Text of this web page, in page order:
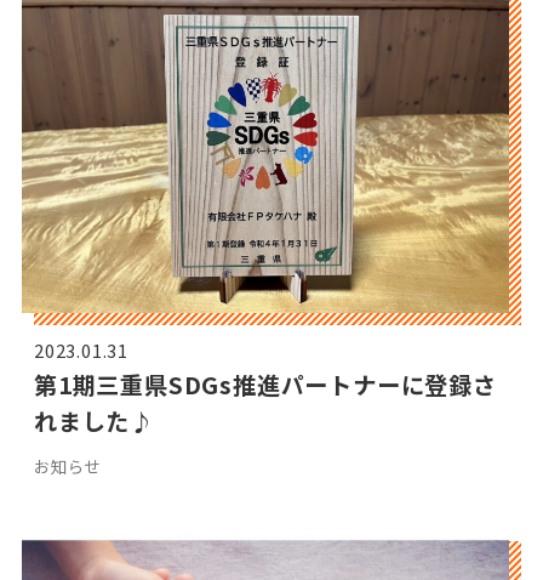
2023.01.31
第1期三重県SDGs推進パートナーに登録さ
れました♪
お知らせ